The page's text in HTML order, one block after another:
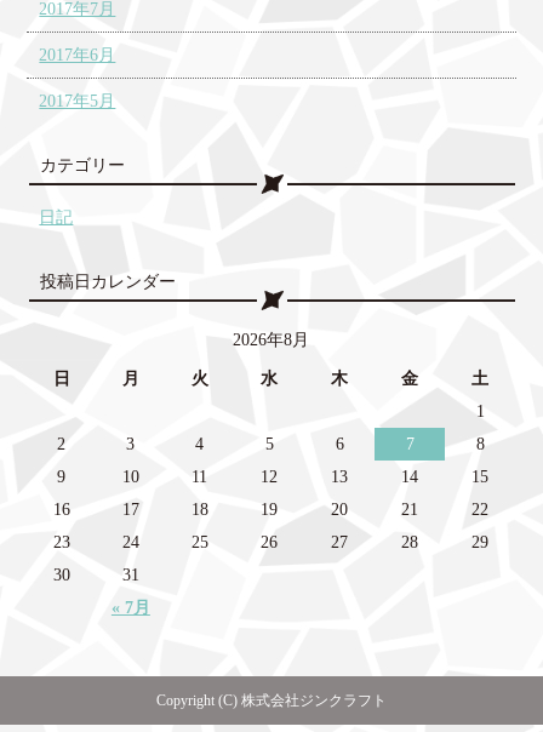
2017年7月
2017年6月
2017年5月
カテゴリー
日記
投稿日カレンダー
2026年8月
日 月 火 水 木 金 土
« 7月
1
2
3 4 5 6 7
8
9
10 11 12 13 14
15
16
17 18 19 20 21
22
23
24 25 26 27 28
29
30
31
Copyright (C) 株式会社ジンクラフト